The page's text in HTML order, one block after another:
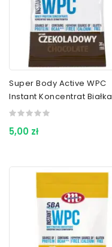
Super Body Active WPC
Instant Koncentrat Białka
Serwatkowego
5,00 zł